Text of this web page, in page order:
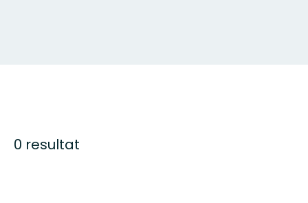
0 resultat